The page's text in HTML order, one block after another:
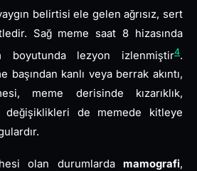
belirtisi ele gelen ağrısız, sert
Sağ meme saat 8 hizasında
boyutunda lezyon izlenmiştir4.
başından kanlı veya berrak akıntı,
meme derisinde kızarıklık,
de memede kitleye
olan durumlarda mamografi,